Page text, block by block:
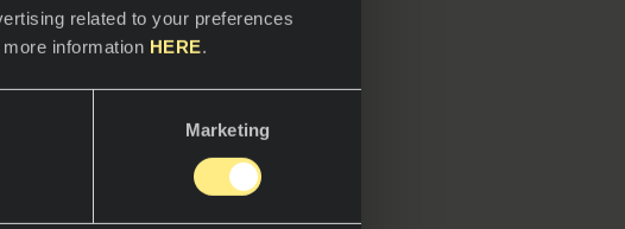
related to your preferences
information HERE.
Marketing